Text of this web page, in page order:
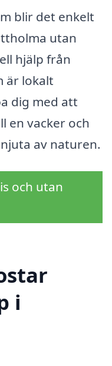
blir det enkelt
utan
hjälp från
är lokalt
dig med att
en vacker och
av naturen.
och utan
i